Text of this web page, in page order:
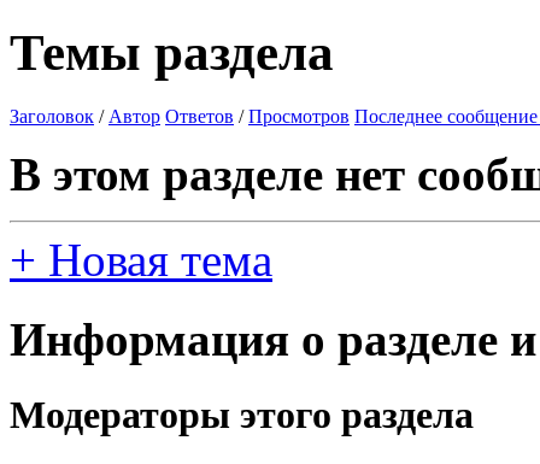
Темы раздела
Заголовок / Автор Ответов /Просмотров Последнее сообщение
В этом разделе нет
+ Новая тема
Информация о разделе
Модераторы этого раздела